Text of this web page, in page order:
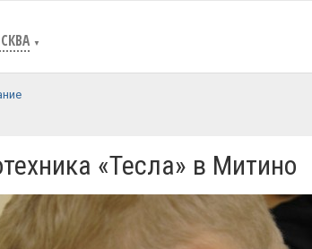
▼
«Тесла» в Митино